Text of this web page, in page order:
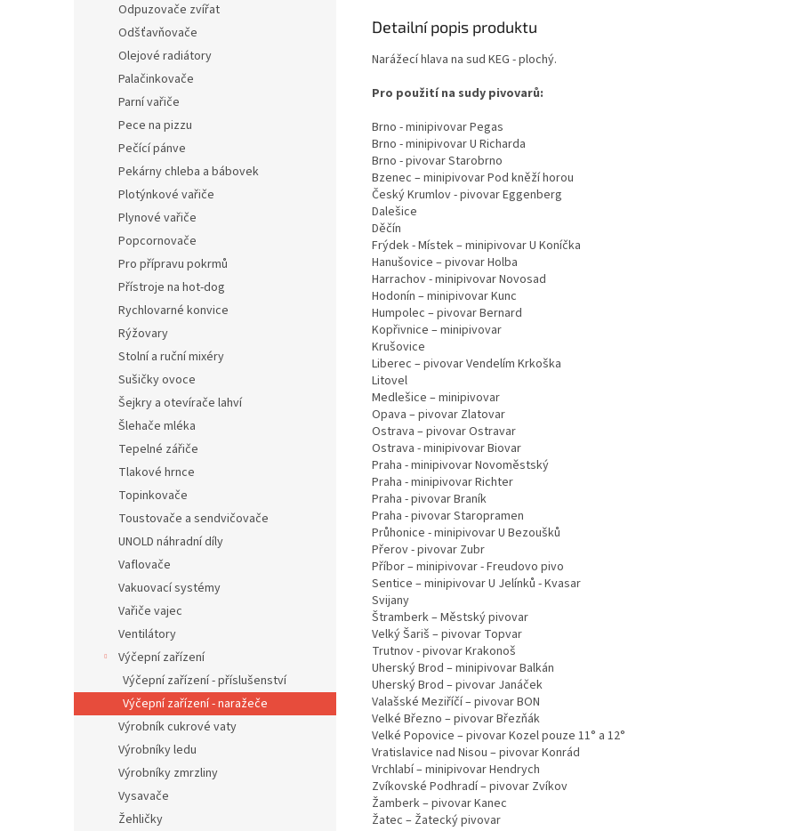
Odpuzovače zvířat
Odšťavňovače
Olejové radiátory
Palačinkovače
Parní vařiče
Pece na pizzu
Pečící pánve
Pekárny chleba a bábovek
Plotýnkové vařiče
Plynové vařiče
Popcornovače
Pro přípravu pokrmů
Přístroje na hot-dog
Rychlovarné konvice
Rýžovary
Stolní a ruční mixéry
Sušičky ovoce
Šejkry a otevírače lahví
Šlehače mléka
Tepelné zářiče
Tlakové hrnce
Topinkovače
Toustovače a sendvičovače
UNOLD náhradní díly
Vaflovače
Vakuovací systémy
Vařiče vajec
Ventilátory
Výčepní zařízení
Výčepní zařízení - příslušenství
Výčepní zařízení - naražeče
Výrobník cukrové vaty
Výrobníky ledu
Výrobníky zmrzliny
Vysavače
Žehličky
Detailní popis produktu
Narážecí hlava na sud KEG - plochý.
Pro použití na sudy pivovarů:
Brno - minipivovar Pegas
Brno - minipivovar U Richarda
Brno - pivovar Starobrno
Bzenec – minipivovar Pod kněží horou
Český Krumlov - pivovar Eggenberg
Dalešice
Děčín
Frýdek - Místek – minipivovar U Koníčka
Hanušovice – pivovar Holba
Harrachov - minipivovar Novosad
Hodonín – minipivovar Kunc
Humpolec – pivovar Bernard
Kopřivnice – minipivovar
Krušovice
Liberec – pivovar Vendelím Krkoška
Litovel
Medlešice – minipivovar
Opava – pivovar Zlatovar
Ostrava – pivovar Ostravar
Ostrava - minipivovar Biovar
Praha - minipivovar Novoměstský
Praha - minipivovar Richter
Praha - pivovar Braník
Praha - pivovar Staropramen
Průhonice - minipivovar U Bezoušků
Přerov - pivovar Zubr
Příbor – minipivovar - Freudovo pivo
Sentice – minipivovar U Jelínků - Kvasar
Svijany
Štramberk – Městský pivovar
Velký Šariš – pivovar Topvar
Trutnov - pivovar Krakonoš
Uherský Brod – minipivovar Balkán
Uherský Brod – pivovar Janáček
Valašské Meziříčí – pivovar BON
Velké Březno – pivovar Březňák
Velké Popovice – pivovar Kozel pouze 11° a 12°
Vratislavice nad Nisou – pivovar Konrád
Vrchlabí – minipivovar Hendrych
Zvíkovské Podhradí – pivovar Zvíkov
Žamberk – pivovar Kanec
Žatec – Žatecký pivovar